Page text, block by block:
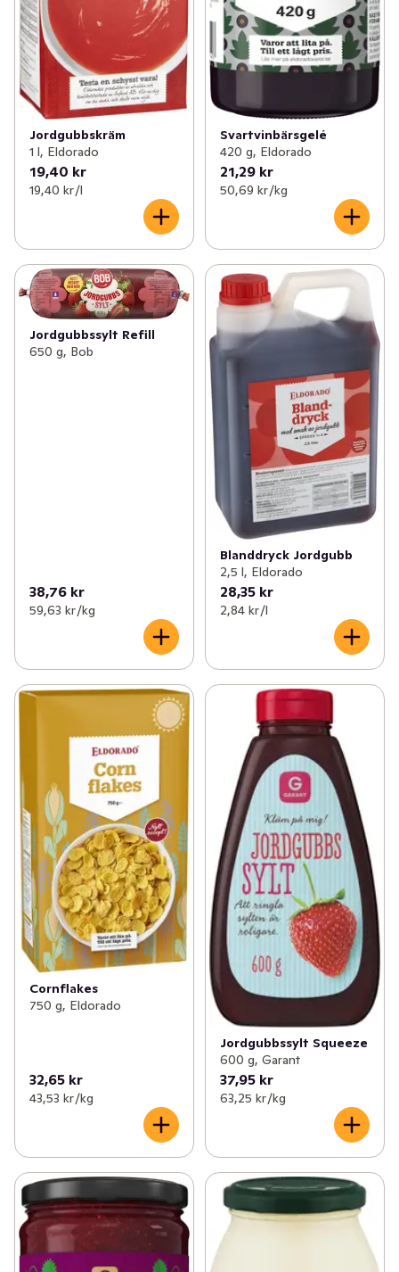
Jordgubbskräm
1 l, Eldorado
19,40 kr
19,40 kr /l
Svartvinbärsgelé
420 g, Eldorado
21,29 kr
50,69 kr /kg
Jordgubbssylt Refill
650 g, Bob
38,76 kr
59,63 kr /kg
Blanddryck Jordgubb
2,5 l, Eldorado
28,35 kr
2,84 kr /l
Cornflakes
750 g, Eldorado
32,65 kr
43,53 kr /kg
Jordgubbssylt Squeeze
600 g, Garant
37,95 kr
63,25 kr /kg